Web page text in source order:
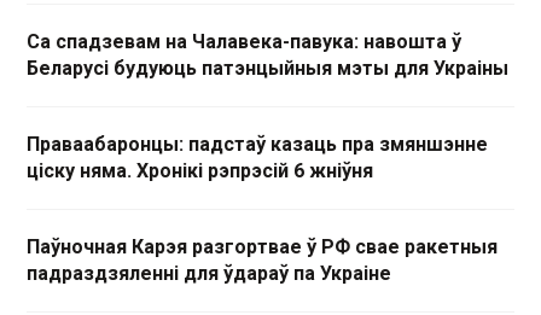
Са спадзевам на Чалавека-павука: навошта ў
Беларусі будуюць патэнцыйныя мэты для Украіны
Праваабаронцы: падстаў казаць пра змяншэнне
ціску няма. Хронікі рэпрэсій 6 жніўня
Паўночная Карэя разгортвае ў РФ свае ракетныя
падраздзяленні для ўдараў па Украіне